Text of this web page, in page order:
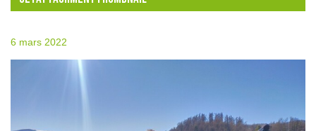
6 mars 2022